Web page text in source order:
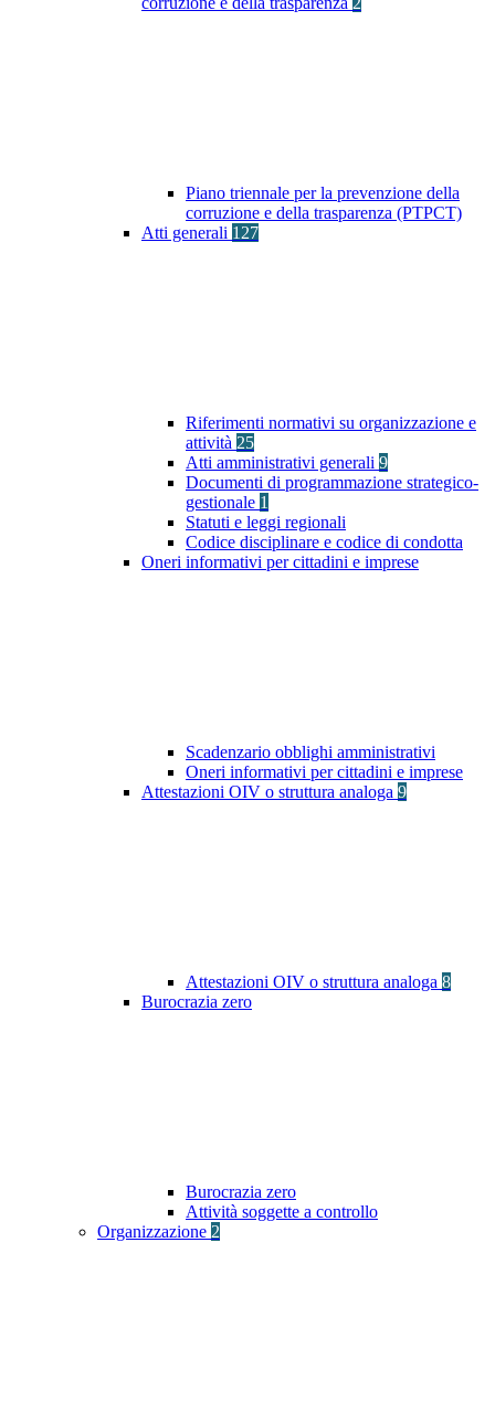
Piano triennale per la prevenzione della
corruzione e della trasparenza (PTPCT)
Atti generali 127
Riferimenti normativi su organizzazione e
attività 25
Atti amministrativi generali 9
Documenti di programmazione strategico-
gestionale 1
Statuti e leggi regionali
Codice disciplinare e codice di condotta
Oneri informativi per cittadini e imprese
Scadenzario obblighi amministrativi
Oneri informativi per cittadini e imprese
Attestazioni OIV o struttura analoga 9
Attestazioni OIV o struttura analoga 8
Burocrazia zero
Burocrazia zero
Attività soggette a controllo
Organizzazione 2